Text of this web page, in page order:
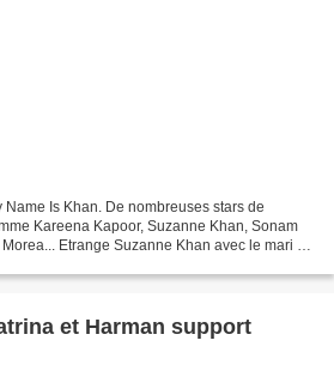
Is Khan. De nombreuses stars de
Kareena Kapoor, Suzanne Khan, Sonam
Etrange Suzanne Khan avec le mari de
et Harman support